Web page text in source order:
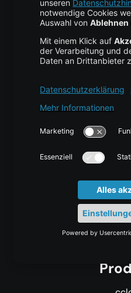
© centron GmbH 2026.
Impressum|
*Datenschutz ist uns wichtig!
personenbezogenen Daten in
ausschließlich für den
Bereitstellung von
indem Sie uns unter
Details finden Sie in
Das Angebot der centron
Gewerbetreibende, nicht an